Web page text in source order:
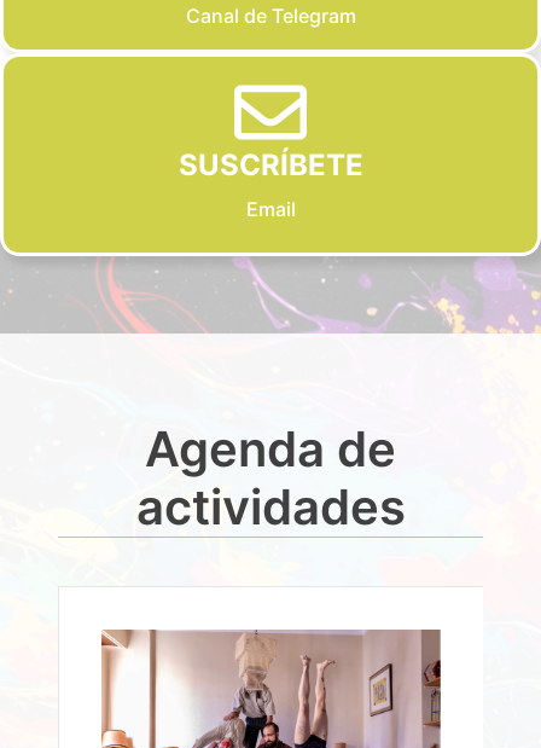
Canal de Telegram
SUSCRÍBETE
Email
Agenda de
actividades